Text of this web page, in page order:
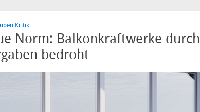
Kritik
Norm: Balkonkraftwerke durch
bedroht